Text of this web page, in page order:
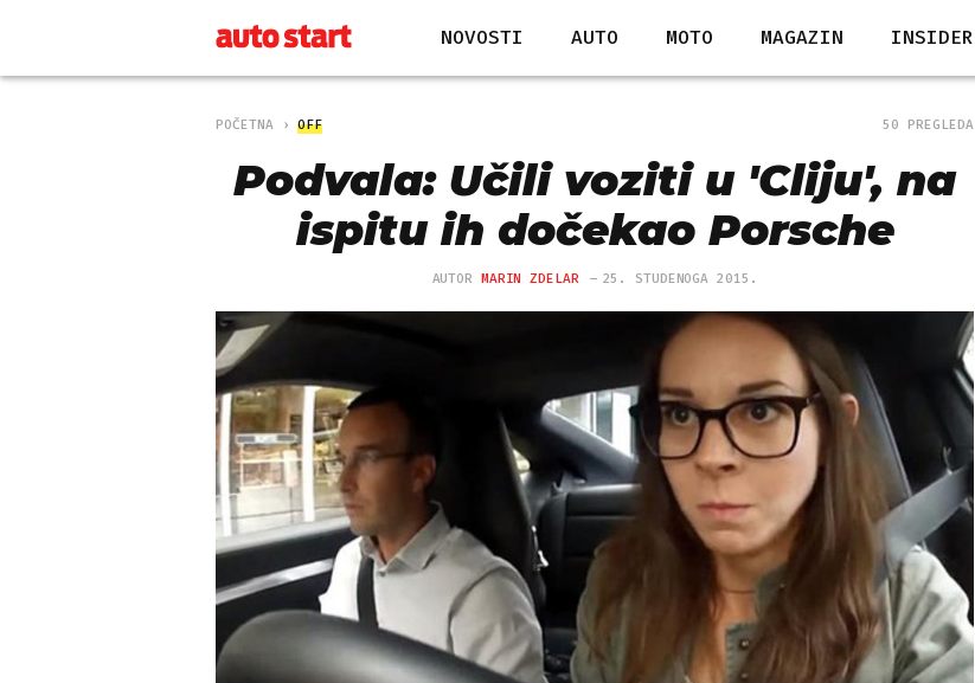
NOVOSTI AUTO MOTO MAGAZIN INSIDER
POČETNA OFF 50 PREGLEDA
Podvala: Učili voziti u 'Cliju', na
ispitu ih dočekao Porsche
AUTOR MARIN ZDELAR 25. STUDENOGA 2015.